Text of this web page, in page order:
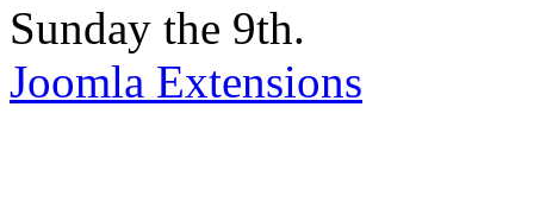
Sunday the 9th.
Joomla Extensions